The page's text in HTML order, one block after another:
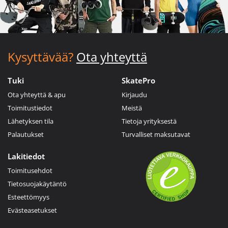
Kysyttävää? Ota yhteyttä
Tuki
Ota yhteyttä & apu
Toimitustiedot
Lähetyksen tila
Palautukset
SkatePro
Kirjaudu
Meistä
Tietoja yrityksestä
Turvalliset maksutavat
Lakitiedot
Toimitusehdot
Tietosuojakäytäntö
Esteettömyys
Evästeasetukset